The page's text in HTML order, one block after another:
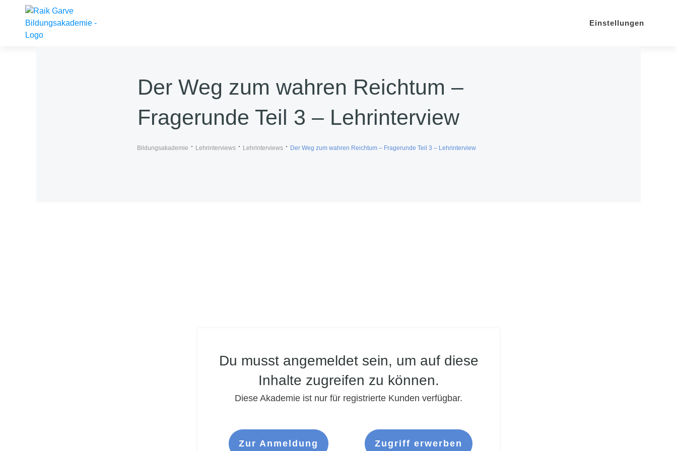
Einstellungen
Der Weg zum wahren Reichtum –
Fragerunde Teil 3 – Lehrinterview
Bildungsakademie Lehrinterviews Lehrinterviews Der Weg zum wahren Reichtum – Fragerunde Teil 3 – Lehrinterview
Du musst angemeldet sein, um auf diese
Inhalte zugreifen zu können.
Diese Akademie ist nur für registrierte Kunden verfügbar.
Zur Anmeldung Zugriff erwerben